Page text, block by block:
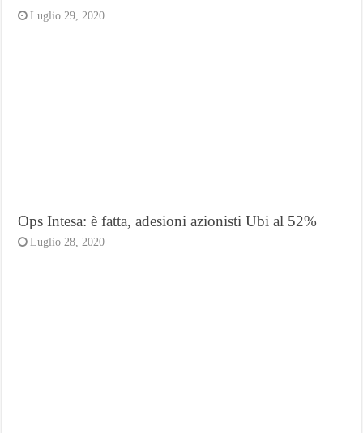
Luglio 29, 2020
Ops Intesa: è fatta, adesioni azionisti Ubi al 52%
Luglio 28, 2020